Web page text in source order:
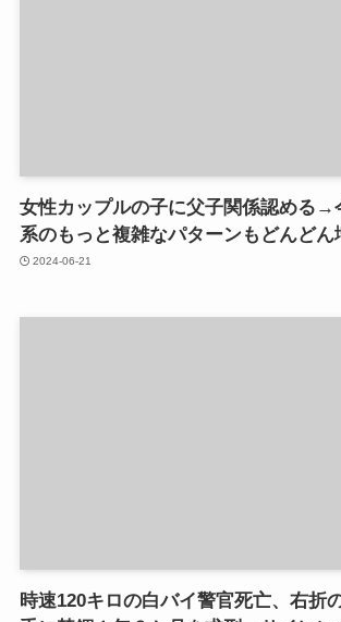
女性カップルの子に父子関係認める→
系のもっと複雑なパターンもどんどん
2024-06-21
時速120キロの白バイ警官死亡、右折